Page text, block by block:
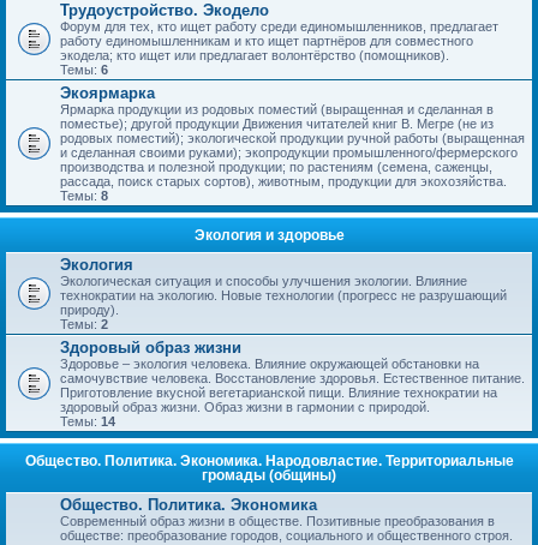
Трудоустройство. Экодело
Форум для тех, кто ищет работу среди единомышленников, предлагает
работу единомышленникам и кто ищет партнёров для совместного
экодела; кто ищет или предлагает волонтёрство (помощников).
Темы: 6
Экоярмарка
Ярмарка продукции из родовых поместий (выращенная и сделанная в
поместье); другой продукции Движения читателей книг В. Мегре (не из
родовых поместий); экологической продукции ручной работы (выращенная
и сделанная своими руками); экопродукции промышленного/фермерского
производства и полезной продукции; по растениям (семена, саженцы,
рассада, поиск старых сортов), животным, продукции для экохозяйства.
Темы: 8
Экология и здоровье
Экология
Экологическая ситуация и способы улучшения экологии. Влияние
технократии на экологию. Новые технологии (прогресс не разрушающий
природу).
Темы: 2
Здоровый образ жизни
Здоровье – экология человека. Влияние окружающей обстановки на
самочувствие человека. Восстановление здоровья. Естественное питание.
Приготовление вкусной вегетарианской пищи. Влияние технократии на
здоровый образ жизни. Образ жизни в гармонии с природой.
Темы: 14
Общество. Политика. Экономика. Народовластие. Территориальные
громады (общины)
Общество. Политика. Экономика
Современный образ жизни в обществе. Позитивные преобразования в
обществе: преобразование городов, социального и общественного строя.